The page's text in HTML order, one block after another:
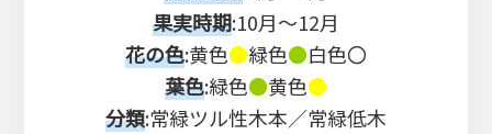
果実時期:10月～12月
花の色:黄色●緑色●白色〇
葉色:緑色●黄色●
分類:常緑ツル性木本／常緑低木